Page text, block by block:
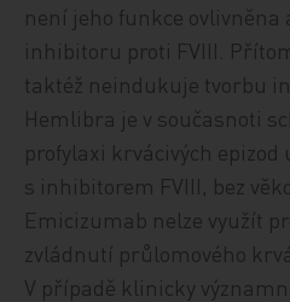
není jeho funkce
inhibitoru proti FVIII.
taktéž neindukuje tvorbu
Hemlibra je v současnoti
profylaxi krvácivých epizod
s inhibitorem FVIII, bez
Emicizumab nelze využít
zvládnutí průlomového
V případě klinicky